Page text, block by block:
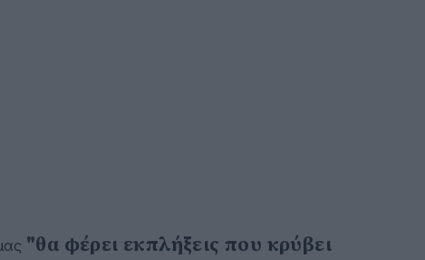
"θα φέρει εκπλήξεις που κρύβει